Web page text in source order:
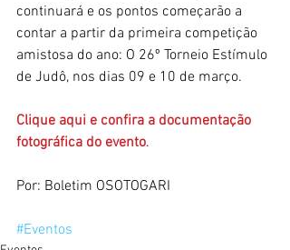
continuará e os pontos começarão a
contar a partir da primeira competição
amistosa do ano: O 26º Torneio Estímulo
de Judô, nos dias 09 e 10 de março.
Clique aqui e confira a documentação
fotográfica do evento.
Por: Boletim OSOTOGARI
#Eventos